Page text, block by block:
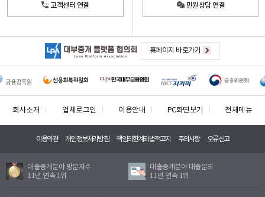
고객센터 연결 민원상담 연결
홈페이지 바로가기
회사소개 업체로그인 이용안내 PC화면보기 전체메뉴
이용약관 개인정보처리방침 책임의한계와법적고지 주의사항 오류신고
대출중개분야 방문자수
11년 연속 1위
대출중개분야 대출문의
11년 연속 1위